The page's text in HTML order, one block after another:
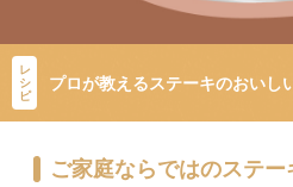
レ
シ
ピ
プロが教えるステーキのおいし
ご家庭ならではのステ